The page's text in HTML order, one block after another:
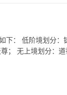
下： 低阶境划分：
； 无上境划分：